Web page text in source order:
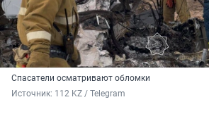
Спасатели осматривают обломки
Источник: 112 KZ / Telegram